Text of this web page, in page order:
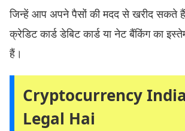
जिन्हें आप अपने पैसों की मदद से खरीद सकते
क्रेडिट कार्ड डेबिट कार्ड या नेट बैंकिंग का
हैं।
Cryptocurrency
Legal Hai